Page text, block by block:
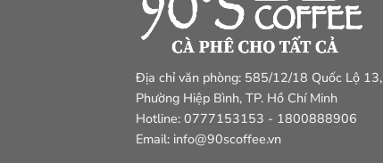
thể.
Các
chọn
có
thể
Địa chỉ văn phòng: 585/12/18 Quốc Lộ 13,
Phường Hiệp Bình, TP. Hồ Chí Minh
Hotline: 0777153153 - 1800888906
Email: info@90scoffee.vn